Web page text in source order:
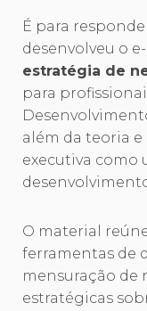
É para
desenvolveu o
estratégia de
para
além da teoria
executiva como
O material
ferramentas de
mensuração de
estratégicas